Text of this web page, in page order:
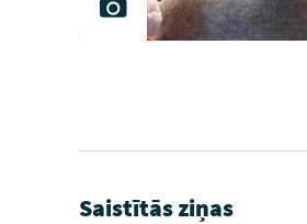
Saistītās ziņas